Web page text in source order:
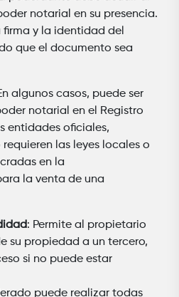
notarial en su presencia.
y la identidad del
que el documento sea
algunos casos, puede ser
notarial en el Registro
entidades oficiales,
las leyes locales o
en la
la venta de una
: Permite al propietario
su propiedad a un tercero,
si no puede estar
puede realizar todas